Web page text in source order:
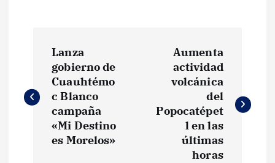
v
Lanza
gobierno de
Cuauhtémo
c Blanco
campaña
«Mi Destino
es Morelos»
Aumenta
actividad
volcánica
del
Popocatépet
l en las
últimas
horas